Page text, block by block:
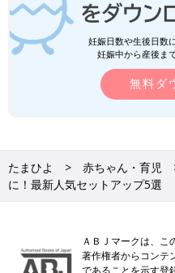
妊娠日数や生後日数
妊娠中から産後ま
無料ダ
たまひよ 赤ちゃん・育児
に！最新人気セットアップ5選
ＡＢＪマークは、こ
著作権者からコンテ